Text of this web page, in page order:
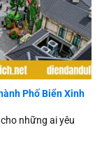
Tập
Phố Biển Xinh
những ai yêu